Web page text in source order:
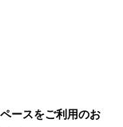
ースをご利用のお